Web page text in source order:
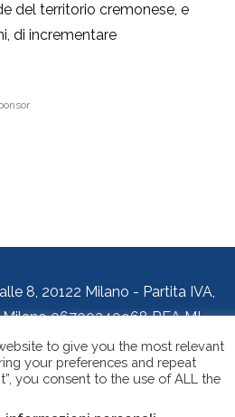
del territorio cremonese, e
di incrementare
8, 20122 Milano - Partita IVA,
Milano 06700340968 REA MI-
- Tel. 02.26255.384 - email:
to give you the most relevant
your preferences and repeat
you consent to the use of ALL the